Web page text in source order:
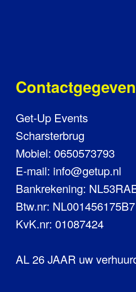
Get-Up Events
Scharsterbrug
Mobiel: 0650573793
E-mail: info@getup.nl
Bankrekening:
Btw.nr:
KvK.nr: 01087424
AL 26 JAAR uw